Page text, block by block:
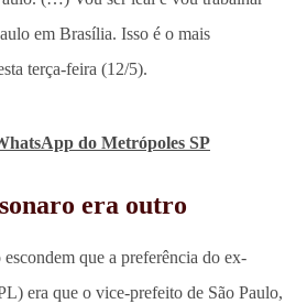
em Brasília. Isso é o mais
terça-feira (12/5).
do Metrópoles SP
era outro
que a preferência do ex-
era que o vice-prefeito de São Paulo,